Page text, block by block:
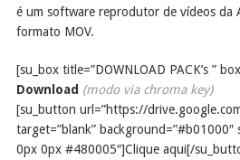
é um software reprodutor de vídeos da
formato MOV.
[su_box title=”DOWNLOAD PACK’s ”
Download (modo via chroma key)
[su_button url=”https://
target=”blank” background=”#b01000″
0px 0px #480005″]Clique aqui[/